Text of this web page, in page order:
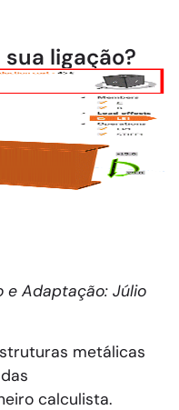
ligação?
e Adaptação: Júlio
metálicas
calculista.